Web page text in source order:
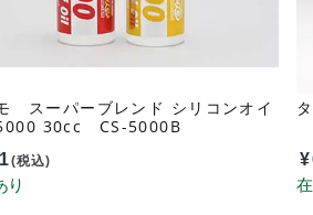
スーパーブレンド シリコンオイ
30cc CS-5000B
(税込) ¥